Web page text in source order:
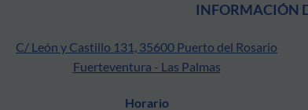
INFORMACIÓN
C/ León y Castillo 131, 35600 Puerto del Rosario
Fuerteventura - Las Palmas
Horario